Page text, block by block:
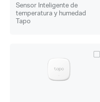
Sensor Inteligente de
temperatura y humedad
Tapo